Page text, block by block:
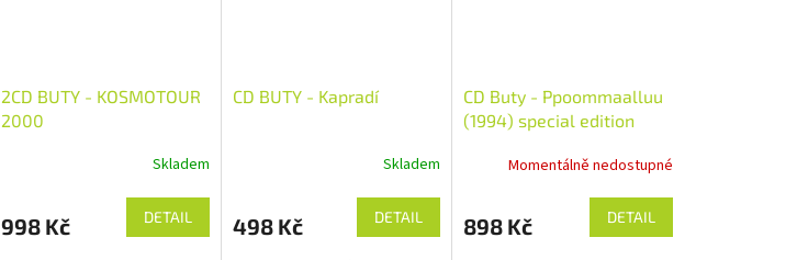
2CD BUTY - KOSMOTOUR
2000
Skladem
998 Kč DETAIL
CD BUTY - Kapradí
Skladem
498 Kč DETAIL
CD Buty - Ppoommaalluu
(1994) special edition
Momentálně nedostupné
898 Kč DETAIL